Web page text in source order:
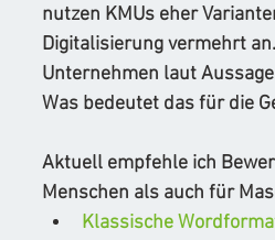
nutzen KMUs eher
Digitalisierung vermehrt
Unternehmen laut
Was bedeutet das für die
Aktuell empfehle ich
Menschen als auch für
Klassische